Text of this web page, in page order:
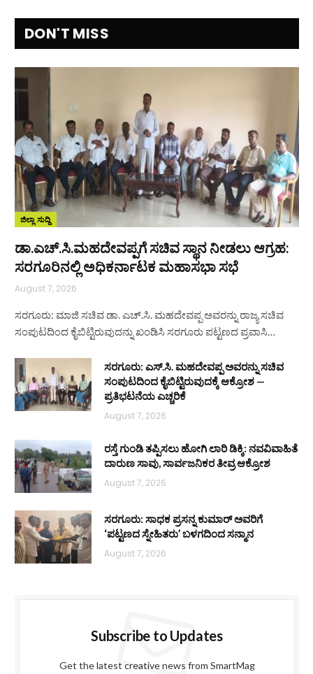
DON'T MISS
ಜಿಲ್ಲಾ ಸುದ್ದಿ
ಡಾ.ಎಚ್.ಸಿ.ಮಹದೇವಪ್ಪಗೆ ಸಚಿವ ಸ್ಥಾನ ನೀಡಲು ಆಗ್ರಹ:
ಸರಗೂರಿನಲ್ಲಿ ಅಧಿಕರ್ನಾಟಕ ಮಹಾಸಭಾ ಸಭೆ
August 7, 2026
ಸರಗೂರು: ಮಾಜಿ ಸಚಿವ ಡಾ. ಎಚ್.ಸಿ. ಮಹದೇವಪ್ಪ ಅವರನ್ನು ರಾಜ್ಯ ಸಚಿವ
ಸಂಪುಟದಿಂದ ಕೈಬಿಟ್ಟಿರುವುದನ್ನು ಖಂಡಿಸಿ ಸರಗೂರು ಪಟ್ಟಣದ ಪ್ರವಾಸಿ…
ಸರಗೂರು: ಎಸ್.ಸಿ. ಮಹದೇವಪ್ಪ ಅವರನ್ನು ಸಚಿವ
ಸಂಪುಟದಿಂದ ಕೈಬಿಟ್ಟಿರುವುದಕ್ಕೆ ಆಕ್ರೋಶ —
ಪ್ರತಿಭಟನೆಯ ಎಚ್ಚರಿಕೆ
August 7, 2026
ರಸ್ತೆ ಗುಂಡಿ ತಪ್ಪಿಸಲು ಹೋಗಿ ಲಾರಿ ಡಿಕ್ಕಿ: ನವವಿವಾಹಿತೆ
ದಾರುಣ ಸಾವು, ಸಾರ್ವಜನಿಕರ ತೀವ್ರ ಆಕ್ರೋಶ
August 7, 2026
ಸರಗೂರು: ಸಾಧಕ ಪ್ರಸನ್ನ ಕುಮಾರ್ ಅವರಿಗೆ
‘ಪಟ್ಟಣದ ಸ್ನೇಹಿತರು’ ಬಳಗದಿಂದ ಸನ್ಮಾನ
August 7, 2026
Subscribe to Updates
Get the latest creative news from SmartMag